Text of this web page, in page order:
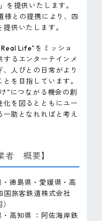
を提供いたします。
様との提携により、四
供いたします。
Life"をミッショ
るエンターテインメ
人びとの日常がより
を目指しています。
"につながる機会の創
化を図るとともにユー
助となれればと考え
者 概要】
徳島県・愛媛県・高
国旅客鉄道株式会社
高知県 ：阿佐海岸鉄